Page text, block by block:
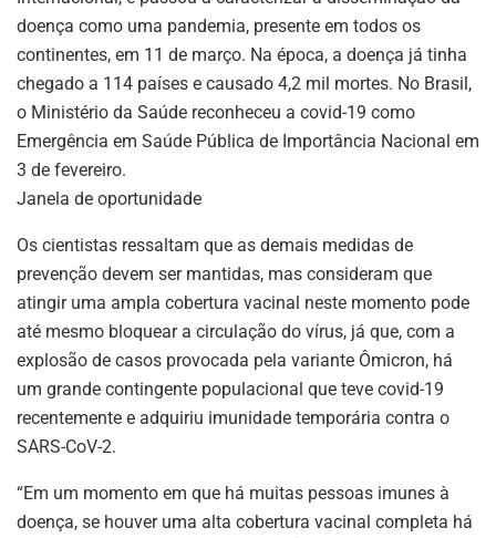
doença como uma pandemia, presente em todos os
continentes, em 11 de março. Na época, a doença já tinha
chegado a 114 países e causado 4,2 mil mortes. No Brasil,
o Ministério da Saúde reconheceu a covid-19 como
Emergência em Saúde Pública de Importância Nacional em
3 de fevereiro.
Janela de oportunidade
Os cientistas ressaltam que as demais medidas de
prevenção devem ser mantidas, mas consideram que
atingir uma ampla cobertura vacinal neste momento pode
até mesmo bloquear a circulação do vírus, já que, com a
explosão de casos provocada pela variante Ômicron, há
um grande contingente populacional que teve covid-19
recentemente e adquiriu imunidade temporária contra o
SARS-CoV-2.
“Em um momento em que há muitas pessoas imunes à
doença, se houver uma alta cobertura vacinal completa há